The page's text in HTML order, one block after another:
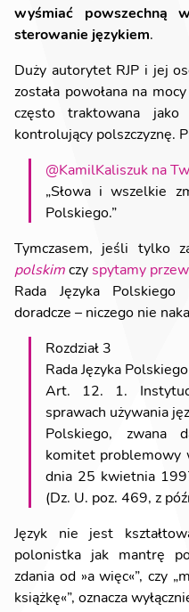
wyśmiać powszechną
sterowanie językiem
Duży autorytet RJP i jej
została powołana na
często traktowana jako
kontrolujący polszczyznę.
@KamilKaliszuk na
„Słowa i wszelkie
Polskiego.”
Tymczasem, jeśli tylko
polskim czy spytamy
Rada Języka Polskiego
doradcze – niczego nie
Rozdział 3
Rada Języka
Art. 12. 1.
sprawach używania
Polskiego, zwana
komitet problemowy
dnia 25 kwietnia
(Dz. U. poz. 469, z
Język nie jest
polonistka jak mantrę
zdania od »a więc«”, czy
książkę«”, oznacza